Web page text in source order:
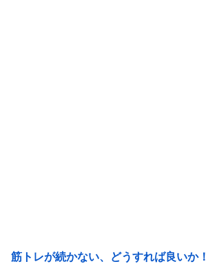
筋トレが続かない、どうすれば良いか！